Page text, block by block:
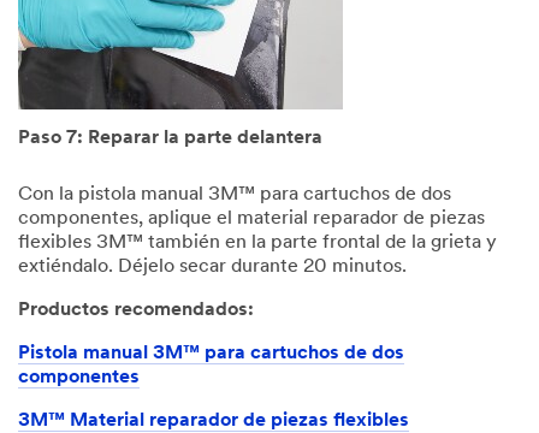
Paso 7: Reparar la parte delantera
Con la pistola manual 3M™ para cartuchos de dos
componentes, aplique el material reparador de piezas
flexibles 3M™ también en la parte frontal de la grieta y
extiéndalo. Déjelo secar durante 20 minutos.
Productos recomendados:
Pistola manual 3M™ para cartuchos de dos
componentes
3M™ Material reparador de piezas flexibles